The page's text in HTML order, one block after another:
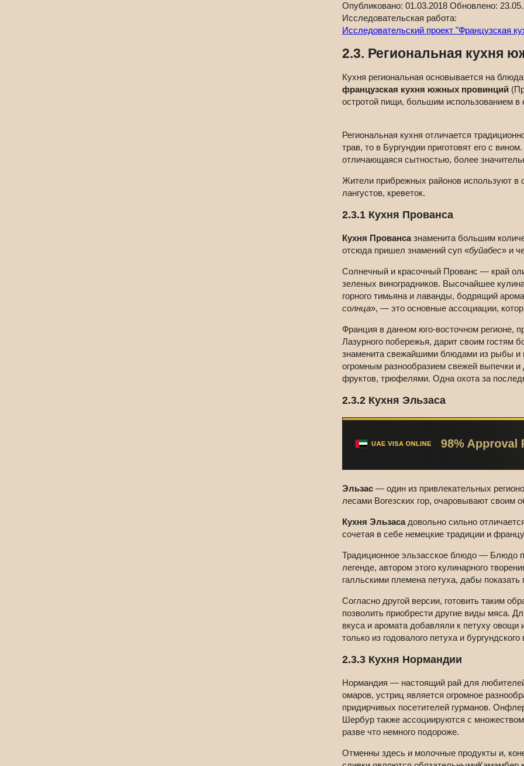
Опубликовано: 01.03.2018 Обновлено:
Исследовательская работа:
Исследовательский проект "Французская
2.3. Региональная кухня
Кухня региональная основывается на
французская кухня южных провинций
остротой пищи, большим использованием в
Региональная кухня отличается
трав, то в Бургундии приготовят его с
отличающаяся сытностью, более
Жители прибрежных районов используют в
лангустов, креветок.
2.3.1 Кухня Прованса
Кухня Провансазнаменита большим
отсюда пришел знамений суп «буйабес» и
Солнечный и красочный Прованс — край
зеленых виноградников. Высочайшее
горного тимьяна и лаванды, бодрящий
солнца», — это основные ассоциации,
Франция в данном юго-восточном регионе,
Лазурного побережья, дарит своим гостям
знаменита свежайшими блюдами из рыбы и
огромным разнообразием свежей выпечки
фруктов, трюфелями. Одна охота за
2.3.2 Кухня Эльзаса
Эльзас— один из привлекательных
лесами Вогезских гор, очаровывают своим
Кухня Эльзасадовольно сильно
сочетая в себе немецкие традиции и
Традиционное эльзасское блюдо — Блюдо
легенде, автором этого кулинарного
галльскими племена петуха, дабы показать
Согласно другой версии, готовить таким
позволить приобрести другие виды мяса.
вкуса и аромата добавляли к петуху овощи
только из годовалого петуха и бургундского
2.3.3 Кухня Нормандии
Нормандия — настоящий рай для
омаров, устриц является огромное
придирчивых посетителей гурманов.
Шербур также ассоциируются с
разве что немного подороже.
Отменны здесь и молочные продукты и,